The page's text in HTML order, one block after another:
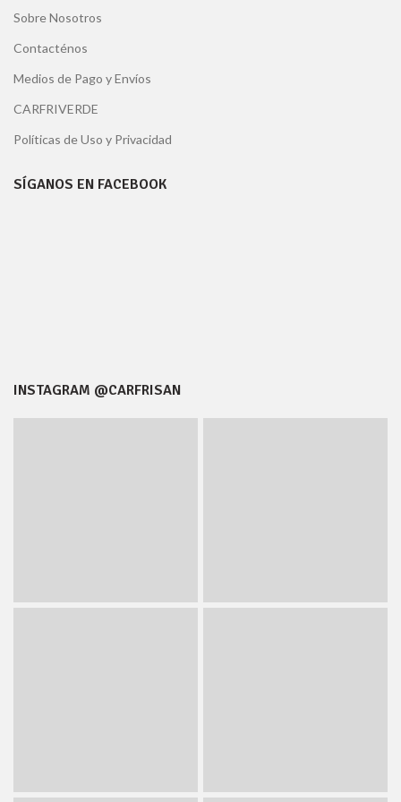
Sobre Nosotros
Contacténos
Medios de Pago y Envíos
CARFRIVERDE
Políticas de Uso y Privacidad
SÍGANOS EN FACEBOOK
INSTAGRAM @CARFRISAN